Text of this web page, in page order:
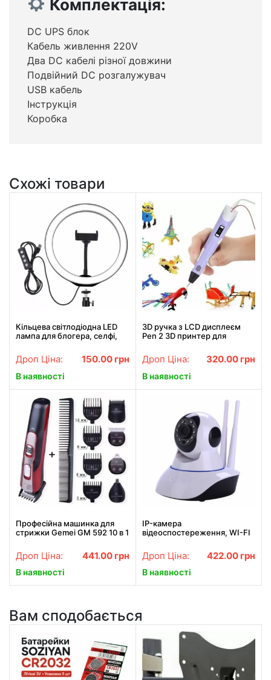
Комплектація:
DC UPS блок
Кабель живлення 220V
Два DC кабелі різної довжини
Подвійний DC розгалужувач
USB кабель
Інструкція
Коробка
Схожі товари
Кільцева світлодіодна LED
лампа для блогера, селфі,
см Ring
Дроп Ціна: 150.00 грн
В наявності
3D ручка з LCD дисплеєм
Pen 2 3D принтер для
Дроп Ціна: 320.00 грн
В наявності
Професійна машинка для
стрижки Gemei GM 592 10 в 1
Дроп Ціна: 441.00 грн
В наявності
IP-камера
відеоспостереження, WI-FI
нічне бачення
Дроп Ціна: 422.00 грн
В наявності
Вам сподобається